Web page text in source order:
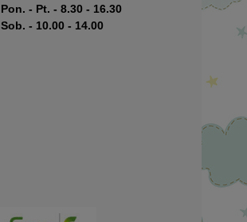
Pon. - Pt. - 8.30 - 16.30
Sob. - 10.00 - 14.00